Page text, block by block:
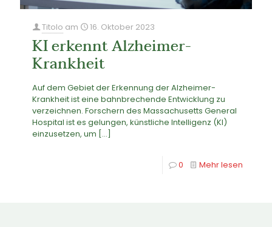
Titolo am 16. Oktober 2023
KI erkennt Alzheimer-
Krankheit
Auf dem Gebiet der Erkennung der Alzheimer-
Krankheit ist eine bahnbrechende Entwicklung zu
verzeichnen. Forschern des Massachusetts General
Hospital ist es gelungen, künstliche Intelligenz (KI)
einzusetzen, um […]
0 Mehr lesen